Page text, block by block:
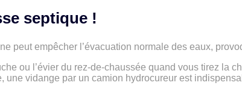
septique !
peut empêcher l’évacuation normale des eaux,
ou l’évier du rez-de-chaussée quand vous tirez la
vidange par un camion hydrocureur est